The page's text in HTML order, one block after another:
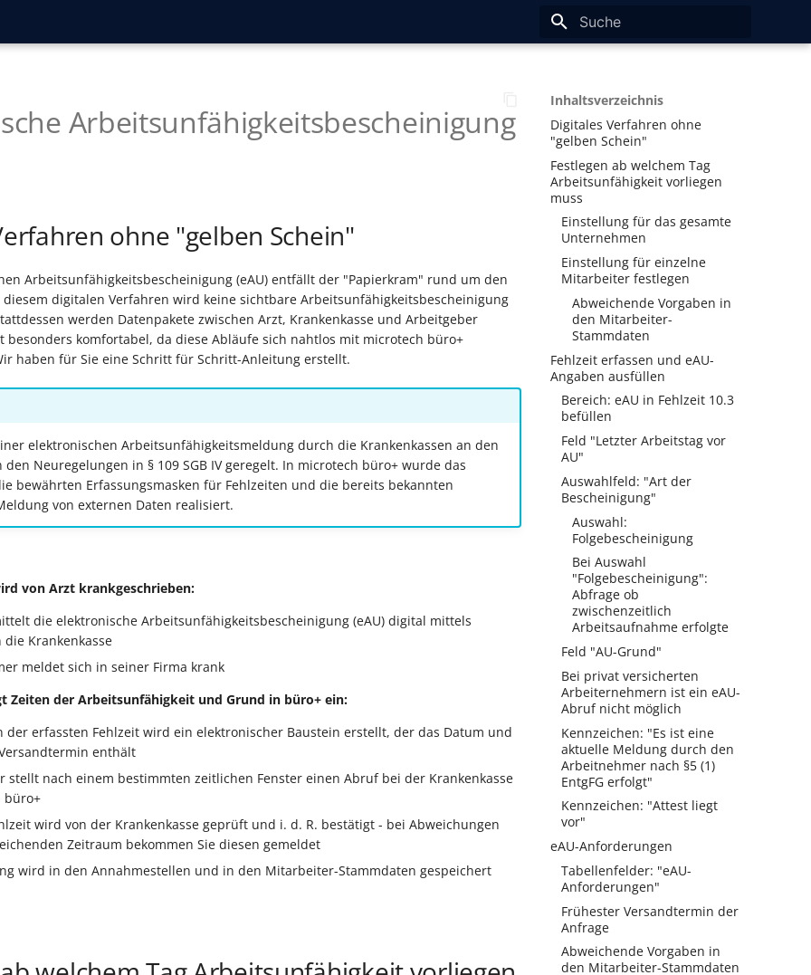
Arbeitsunfähigkeitsbescheinigung
ohne "gelben Schein"
Arbeitsunfähigkeitsbescheinigung (eAU) entfällt der "Papierkram" rund um den
diesem digitalen Verfahren wird keine sichtbare Arbeitsunfähigkeitsbescheinigung
werden Datenpakete zwischen Arzt, Krankenkasse und Arbeitgeber
besonders komfortabel, da diese Abläufe sich nahtlos mit microtech büro+
haben für Sie eine Schritt für Schritt-Anleitung erstellt.
elektronischen Arbeitsunfähigkeitsmeldung durch die Krankenkassen an den
Neuregelungen in § 109 SGB IV geregelt. In microtech büro+ wurde das
bewährten Erfassungsmasken für Fehlzeiten und die bereits bekannten
von externen Daten realisiert.
von Arzt krankgeschrieben:
die elektronische Arbeitsunfähigkeitsbescheinigung (eAU) digital mittels
Krankenkasse
meldet sich in seiner Firma krank
Zeiten der Arbeitsunfähigkeit und Grund in büro+ ein:
der erfassten Fehlzeit wird ein elektronischer Baustein erstellt, der das Datum und
enthält
stellt nach einem bestimmten zeitlichen Fenster einen Abruf bei der Krankenkasse
büro+
wird von der Krankenkasse geprüft und i. d. R. bestätigt - bei Abweichungen
Zeitraum bekommen Sie diesen gemeldet
wird in den Annahmestellen und in den Mitarbeiter-Stammdaten gespeichert
Inhaltsverzeichnis
Digitales Verfahren ohne
"gelben Schein"
Festlegen ab welchem Tag
Arbeitsunfähigkeit vorliegen
muss
Einstellung für das gesamte
Unternehmen
Einstellung für einzelne
Mitarbeiter festlegen
Abweichende Vorgaben in
den Mitarbeiter-
Stammdaten
Fehlzeit erfassen und eAU-
Angaben ausfüllen
Bereich: eAU in Fehlzeit 10.3
befüllen
Feld "Letzter Arbeitstag vor
AU"
Auswahlfeld: "Art der
Bescheinigung"
Auswahl:
Folgebescheinigung
Bei Auswahl
"Folgebescheinigung":
Abfrage ob
zwischenzeitlich
Arbeitsaufnahme erfolgte
Feld "AU-Grund"
Bei privat versicherten
Arbeiternehmern ist ein eAU-
Abruf nicht möglich
Kennzeichen: "Es ist eine
aktuelle Meldung durch den
Arbeitnehmer nach §5 (1)
EntgFG erfolgt"
Kennzeichen: "Attest liegt
vor"
eAU-Anforderungen
Tabellenfelder: "eAU-
Anforderungen"
Frühester Versandtermin der
Anfrage
Abweichende Vorgaben in
den Mitarbeiter-Stammdaten